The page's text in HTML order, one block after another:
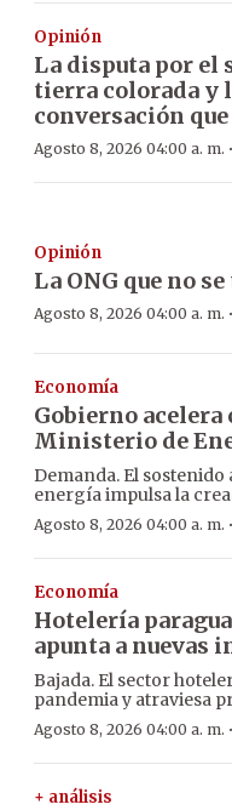
Opinión
La disputa por el
tierra colorada y
conversación
Agosto 8, 2026 04:00 a. m. ·
Opinión
La ONG que no
Agosto 8, 2026 04:00 a. m. ·
Economía
Gobierno acelera
Ministerio de
Demanda. El
energía impulsa la
Agosto 8, 2026 04:00 a. m. ·
Economía
Hotelería
apunta a nuevas
Bajada. El sector
pandemia y atraviesa
Agosto 8, 2026 04:00 a. m. ·
+ análisis